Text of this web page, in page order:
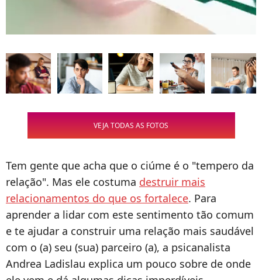
VEJA TODAS AS FOTOS
Tem gente que acha que o ciúme é o "tempero da
relação". Mas ele costuma destruir mais
relacionamentos do que os fortalece. Para
aprender a lidar com este sentimento tão comum
e te ajudar a construir uma relação mais saudável
com o (a) seu (sua) parceiro (a), a psicanalista
Andrea Ladislau explica um pouco sobre de onde